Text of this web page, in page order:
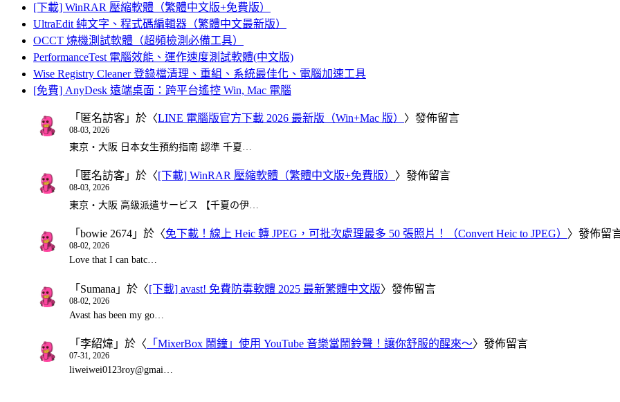
[下載] WinRAR 壓縮軟體（繁體中文版+免費版）
UltraEdit 純文字、程式碼編輯器（繁體中文最新版）
OCCT 燒機測試軟體（超頻檢測必備工具）
PerformanceTest 電腦效能、運作速度測試軟體(中文版)
Wise Registry Cleaner 登錄檔清理、重組、系統最佳化、電腦加速工具
[免費] AnyDesk 遠端桌面：跨平台遙控 Win, Mac 電腦
「 匿名訪客 」於〈LINE 電腦版官方下載 2026 最新版（Win+Mac 版） 〉發佈留言
08-03, 2026
東京・大阪 日本女生預約指南 認準 千夏…
「 匿名訪客 」於〈 [下載] WinRAR 壓縮軟體（繁體中文版+免費版） 〉發佈留言
08-03, 2026
東京・大阪 高級派遣サービス 【千夏の伊…
「 bowie 2674 」於〈免下載！線上 Heic 轉 JPEG，可批次處理最多 50 張照片！（Convert Heic to JPEG） 〉發佈留
08-02, 2026
Love that I can batc…
「 Sumana 」於〈[下載] avast! 免費防毒軟體 2025 最新繁體中文版〉發佈留言
08-02, 2026
Avast has been my go…
「 李紹煒 」於〈 「MixerBox 鬧鐘」使用 YouTube 音樂當鬧鈴聲！讓你舒服的醒來～〉發佈留言
07-31, 2026
liweiwei0123roy@gmai…